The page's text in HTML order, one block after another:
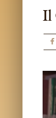
Il